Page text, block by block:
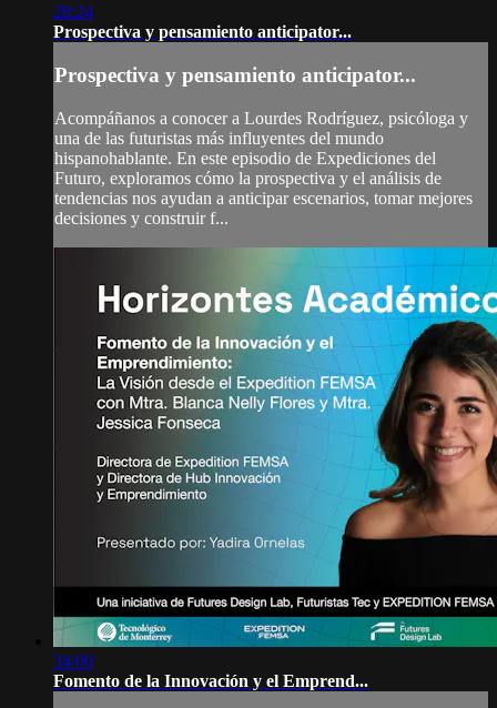
28:24
Prospectiva y pensamiento anticipator...
Prospectiva y pensamiento anticipator...
Acompáñanos a conocer a Lourdes Rodríguez, psicóloga y
una de las futuristas más influyentes del mundo
hispanohablante. En este episodio de Expediciones del
Futuro, exploramos cómo la prospectiva y el análisis de
tendencias nos ayudan a anticipar escenarios, tomar mejores
decisiones y construir f...
34:00
Fomento de la Innovación y el Emprend...